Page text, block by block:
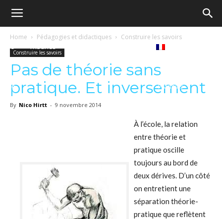
Ecole
démocratique
Tribunes
Français
Home Pédagogies et didactiques Construire les savoirs
Construire les savoirs
Pas de théorie sans
pratique. Et inversement
By Nico Hirtt - 9 novembre 2014
À l’école, la relation
entre théorie et
pratique oscille
toujours au bord de
deux dérives. D’un côté
on entretient une
séparation théorie-
pratique que reflètent